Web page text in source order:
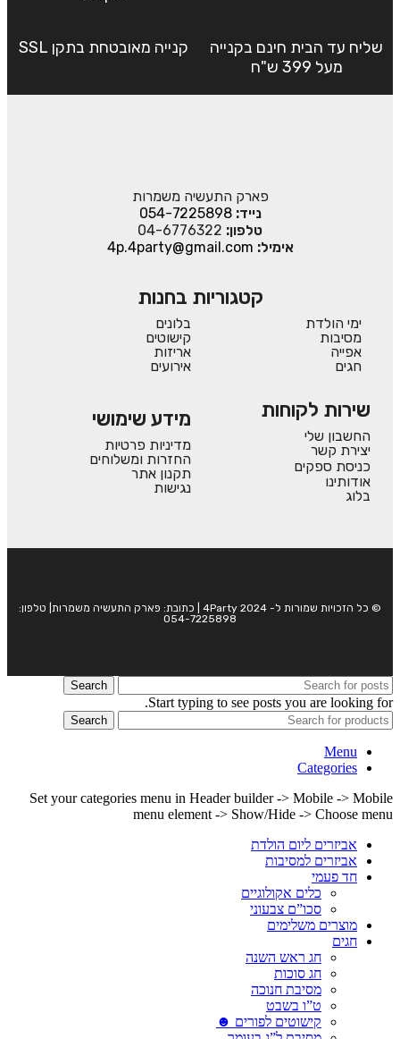
שליח עד הבית חינם בקנייה
מעל 399 ש"ח
קנייה מאובטחת בתקן SSL
פארק התעשיה משמרות
נייד:054-7225898
טלפון: 04-6776322
אימיל: 4p.4party@gmail.com
קטגוריות בחנות
ימי הולדת
מסיבות
אפייה
חגים
בלונים
קישוטים
אריזות
אירועים
שירות לקוחות
החשבון שלי
יצירת קשר
כניסת ספקים
אודותינו
בלוג
מידע שימושי
מדיניות פרטיות
החזרות ומשלוחים
תקנון אתר
נגישות
© כל הזכויות שמורות ל- 4Party 2024 | כתובת: פארק התעשיה משמרות| טלפון:
054-7225898
Search
Start typing to see posts you are looking for.
Search
Menu
Categories
Set your categories menu in Header builder -> Mobile -> Mobile
menu element -> Show/Hide -> Choose menu
אביזרים ליום הולדת
אביזרים למסיבות
חד פעמי
כלים אקולוגיים
סכו”ם צבעוני
מוצרים משלימים
חגים
חג ראש השנה
חג סוכות
מסיבת חנוכה
ט”ו בשבט
קישוטים לפורים ☻